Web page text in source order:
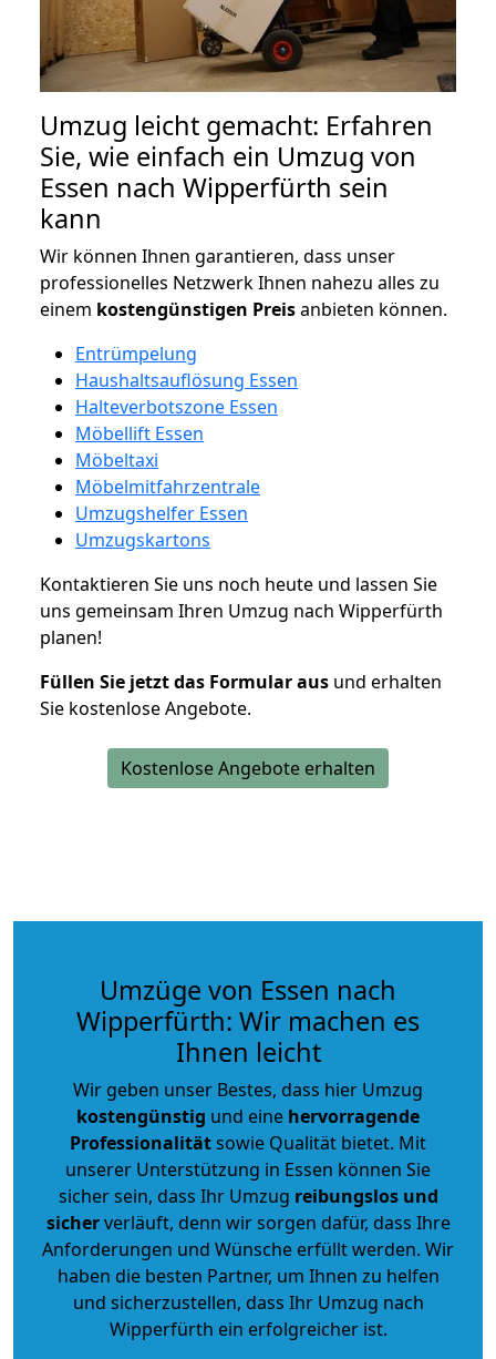
Umzug leicht gemacht: Erfahren
Sie, wie einfach ein Umzug von
Essen nach Wipperfürth sein
kann
Wir können Ihnen garantieren, dass unser
professionelles Netzwerk Ihnen nahezu alles zu
einem kostengünstigen Preisanbieten können.
Entrümpelung
Haushaltsauflösung Essen
Halteverbotszone Essen
Möbellift Essen
Möbeltaxi
Möbelmitfahrzentrale
Umzugshelfer Essen
Umzugskartons
Kontaktieren Sie uns noch heute und lassen Sie
uns gemeinsam Ihren Umzug nach Wipperfürth
planen!
Füllen Sie jetzt das Formular aus und erhalten
Sie kostenlose Angebote.
Kostenlose Angebote erhalten
Umzüge von Essen nach
Wipperfürth: Wir machen es
Ihnen leicht
Wir geben unser Bestes, dass hier Umzug
kostengünstig und eine hervorragende
Professionalitätsowie Qualität bietet. Mit
unserer Unterstützung in Essen können Sie
sicher sein, dass Ihr Umzug reibungslos und
sicherverläuft, denn wir sorgen dafür, dass Ihre
Anforderungen und Wünsche erfüllt werden. Wir
haben die besten Partner, um Ihnen zu helfen
und sicherzustellen, dass Ihr Umzug nach
Wipperfürth ein erfolgreicher ist.